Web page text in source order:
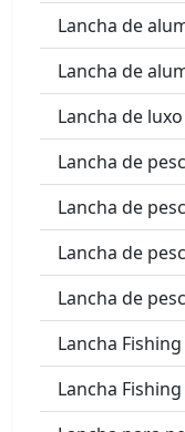
Lancha de
Lancha de
Lancha de
Lancha de
Lancha de
Lancha de
Lancha de
Lancha
Lancha